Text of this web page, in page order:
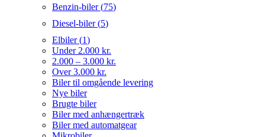
Benzin-biler (75)
Diesel-biler (5)
Elbiler (1)
Under 2.000 kr.
2.000 – 3.000 kr.
Over 3.000 kr.
Biler til omgående levering
Nye biler
Brugte biler
Biler med anhængertræk
Biler med automatgear